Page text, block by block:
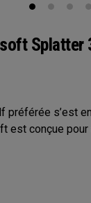
Splatter
préférée s’est
est conçue
un contrôle
noyau et sa
que vous ayez